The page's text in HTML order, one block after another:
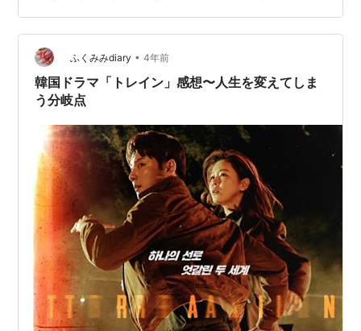
日間なしdTVディーティービー12万以上31日間あり
Abemaプレミアム1.5万以上2週間あり※この中で「親愛
なる判事様」を見るなら、私は「U-NEXT」が良いと思い
ます。 動画配信サービスを使っても、無料トライアル
中…
ふくみみdiary • 4年前
韓国ドラマ「トレイン」感想〜人生を変えてしま
う分岐点